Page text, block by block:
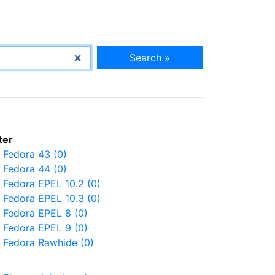
Search »
Fedora 43 (0)
Fedora 44 (0)
Fedora EPEL 10.2 (0)
Fedora EPEL 10.3 (0)
Fedora EPEL 8 (0)
Fedora EPEL 9 (0)
Fedora Rawhide (0)